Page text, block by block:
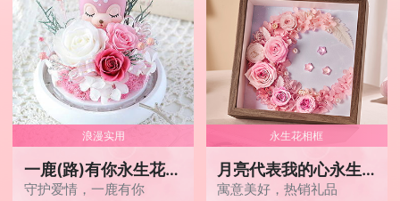
浪漫实用
一鹿(路)有你永生花小夜灯
守护爱情，一鹿有你
永生花相框
月亮代表我的心永生花相框/少女粉
寓意美好，热销礼品